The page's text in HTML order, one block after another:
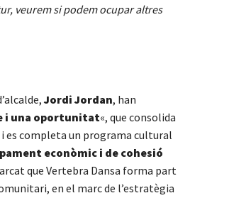
veurem si podem ocupar altres
Jordi Jordan, han
i una oportunitat«, que consolida
completa un programa cultural
econòmic i de cohesió
que Vertebra Dansa forma part
en el marc de l’estratègia